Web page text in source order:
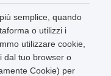
semplice, quando
o utilizzi i
utilizzare cookie,
dal tuo browser o
Cookie) per